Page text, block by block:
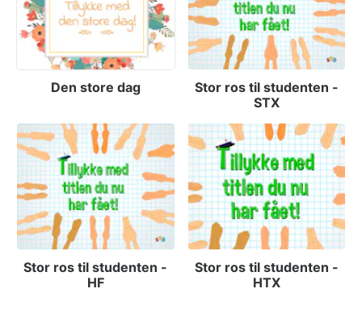
Den store dag
Stor ros til studenten -
STX
Stor ros til studenten -
HF
Stor ros til studenten -
HTX